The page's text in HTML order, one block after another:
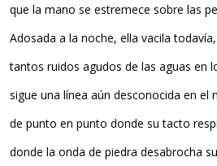
que la mano se estremece sobre las
Adosada a la noche, ella vacila todavía,
tantos ruidos agudos de las aguas en
sigue una línea aún desconocida en el
de punto en punto donde su tacto
donde la onda de piedra desabrocha